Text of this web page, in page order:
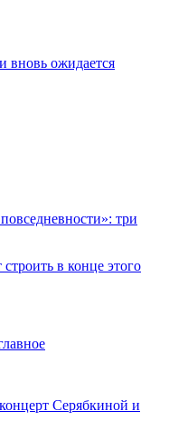
вновь ожидается
три
в конце этого
Серябкиной и